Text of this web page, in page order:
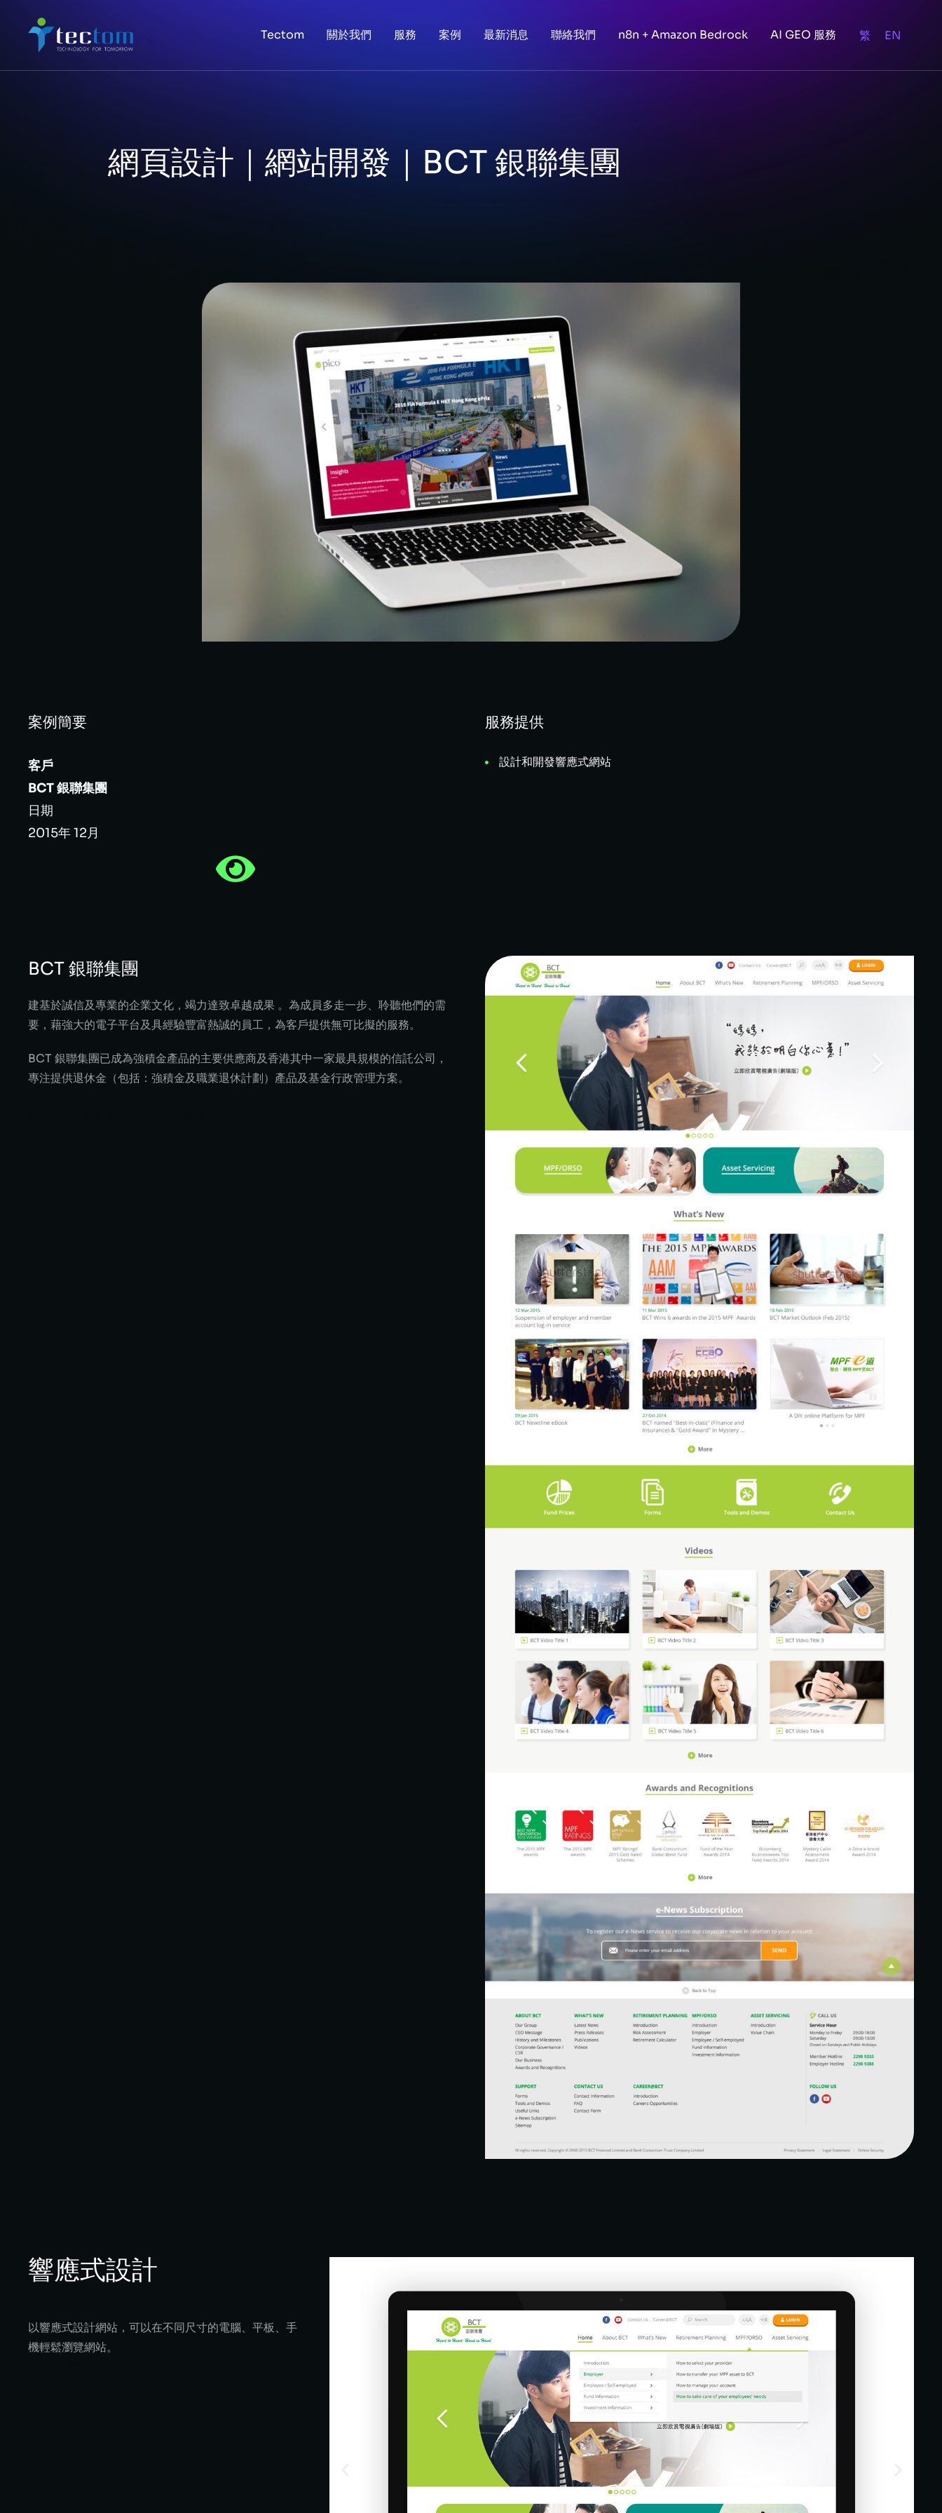
Tectom 關於我們 服務 案例 最新消息 聯絡我們 n8n + Amazon Bedrock AI GEO 服務 繁 EN
網頁設計｜網站開發｜BCT 銀聯集團
案例簡要
客戶
BCT 銀聯集團
日期
2015年 12月
服務提供
設計和開發響應式網站
BCT 銀聯集團
建基於誠信及專業的企業文化，竭力達致卓越成果 。為成員多走一步、聆聽他們的需
要，藉強大的電子平台及具經驗豐富熱誠的員工，為客戶提供無可比擬的服務。
BCT 銀聯集團已成為強積金產品的主要供應商及香港其中一家最具規模的信託公司，
專注提供退休金（包括：強積金及職業退休計劃）產品及基金行政管理方案。
響應式設計
以響應式設計網站，可以在不同尺寸的電腦、平板、手
機輕鬆瀏覽網站。